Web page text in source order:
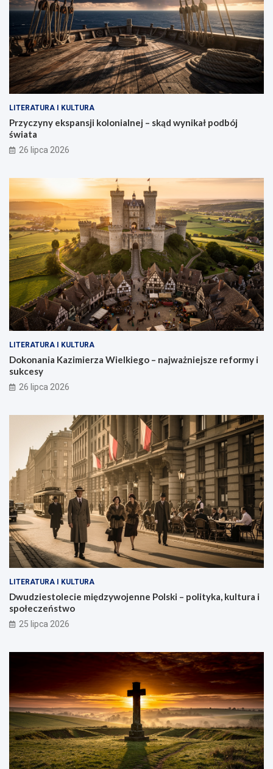
LITERATURA I KULTURA
Przyczyny ekspansji kolonialnej – skąd wynikał podbój
świata
26 lipca 2026
LITERATURA I KULTURA
Dokonania Kazimierza Wielkiego – najważniejsze reformy i
sukcesy
26 lipca 2026
LITERATURA I KULTURA
Dwudziestolecie międzywojenne Polski – polityka, kultura i
społeczeństwo
25 lipca 2026